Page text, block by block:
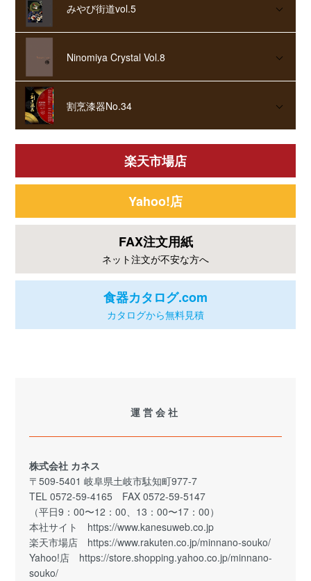
みやび街道vol.5
Ninomiya Crystal Vol.8
割烹漆器No.34
楽天市場店
Yahoo!店
FAX注文用紙
ネット注文が不安な方へ
食器カタログ.com
カタログから無料見積
運営会社
株式会社 カネス
〒509-5401 岐阜県土岐市駄知町977-7
TEL 0572-59-4165 FAX 0572-59-5147
（平日9：00〜12：00、13：00〜17：00）
本社サイト https://www.kanesuweb.co.jp
楽天市場店 https://www.rakuten.co.jp/minnano-souko/
Yahoo!店 https://store.shopping.yahoo.co.jp/minnano-
souko/